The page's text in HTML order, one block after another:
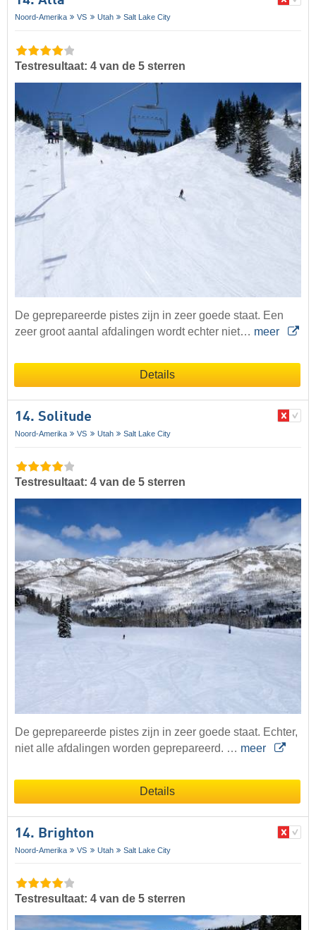
Noord-Amerika VS Utah Salt Lake City
Testresultaat: 4 van de 5 sterren
De geprepareerde pistes zijn in zeer goede staat. Een
zeer groot aantal afdalingen wordt echter niet… meer
Details
14. Solitude
Noord-Amerika VS Utah Salt Lake City
Testresultaat: 4 van de 5 sterren
De geprepareerde pistes zijn in zeer goede staat. Echter,
niet alle afdalingen worden geprepareerd. … meer
Details
14. Brighton
Noord-Amerika VS Utah Salt Lake City
Testresultaat: 4 van de 5 sterren